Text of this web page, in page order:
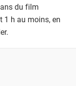
du film
1 h au moins, en